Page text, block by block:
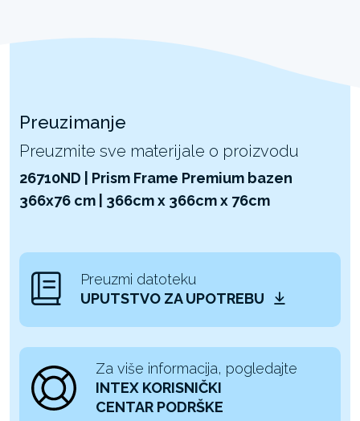
Preuzimanje
Preuzmite sve materijale o proizvodu
26710ND | Prism Frame Premium bazen
366x76 cm | 366cm x 366cm x 76cm
Preuzmi datoteku
UPUTSTVO ZA UPOTREBU
Za više informacija, pogledajte
INTEX KORISNIČKI
CENTAR PODRŠKE